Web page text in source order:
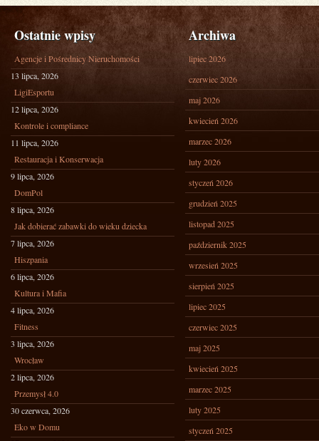
Ostatnie wpisy
Agencje i Pośrednicy Nieruchomości
13 lipca, 2026
LigiEsportu
12 lipca, 2026
Kontrole i compliance
11 lipca, 2026
Restauracja i Konserwacja
9 lipca, 2026
DomPol
8 lipca, 2026
Jak dobierać zabawki do wieku dziecka
7 lipca, 2026
Hiszpania
6 lipca, 2026
Kultura i Mafia
4 lipca, 2026
Fitness
3 lipca, 2026
Wrocław
2 lipca, 2026
Przemysł 4.0
30 czerwca, 2026
Eko w Domu
Archiwa
lipiec 2026
czerwiec 2026
maj 2026
kwiecień 2026
marzec 2026
luty 2026
styczeń 2026
grudzień 2025
listopad 2025
październik 2025
wrzesień 2025
sierpień 2025
lipiec 2025
czerwiec 2025
maj 2025
kwiecień 2025
marzec 2025
luty 2025
styczeń 2025